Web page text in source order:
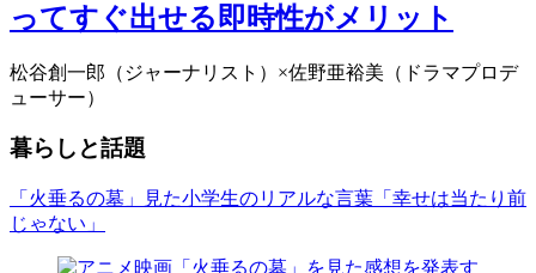
ってすぐ出せる即時性がメリット
松谷創一郎（ジャーナリスト）×佐野亜裕美（ドラマプロデ
ューサー）
暮らしと話題
「火垂るの墓」見た小学生のリアルな言葉「幸せは当たり前
じゃない」